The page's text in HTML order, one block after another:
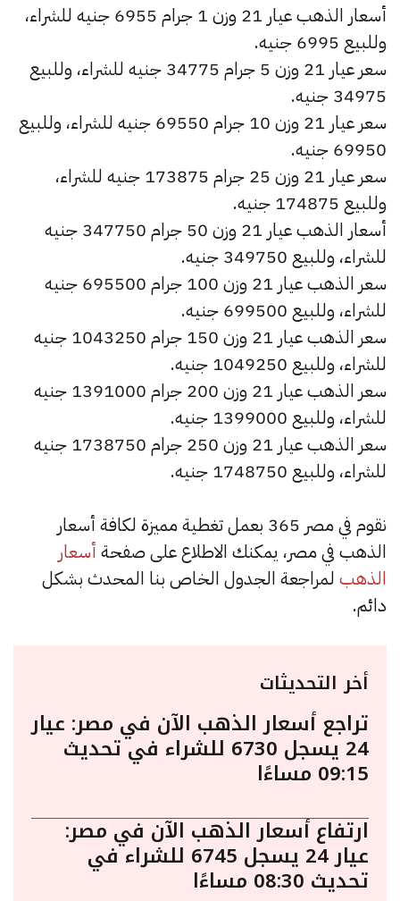
أسعار الذهب عيار 21 وزن 1 جرام 6955 جنيه للشراء،
وللبيع 6995 جنيه.
سعر عيار 21 وزن 5 جرام 34775 جنيه للشراء، وللبيع
34975 جنيه.
سعر عيار 21 وزن 10 جرام 69550 جنيه للشراء، وللبيع
69950 جنيه.
سعر عيار 21 وزن 25 جرام 173875 جنيه للشراء،
وللبيع 174875 جنيه.
أسعار الذهب عيار 21 وزن 50 جرام 347750 جنيه
للشراء، وللبيع 349750 جنيه.
سعر الذهب عيار 21 وزن 100 جرام 695500 جنيه
للشراء، وللبيع 699500 جنيه.
سعر الذهب عيار 21 وزن 150 جرام 1043250 جنيه
للشراء، وللبيع 1049250 جنيه.
سعر الذهب عيار 21 وزن 200 جرام 1391000 جنيه
للشراء، وللبيع 1399000 جنيه.
سعر الذهب عيار 21 وزن 250 جرام 1738750 جنيه
للشراء، وللبيع 1748750 جنيه.
نقوم في مصر 365 بعمل تغطية مميزة لكافة أسعار
الذهب في مصر، يمكنك الاطلاع على صفحة أسعار
الذهب لمراجعة الجدول الخاص بنا المحدث بشكل
دائم.
أخر التحديثات
تراجع أسعار الذهب الآن في مصر: عيار
24 يسجل 6730 للشراء في تحديث
09:15 مساءًا
ارتفاع أسعار الذهب الآن في مصر:
عيار 24 يسجل 6745 للشراء في
تحديث 08:30 مساءًا